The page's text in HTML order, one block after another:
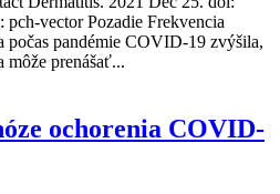
vector Pozadie Frekvencia
počas pandémie COVID-19 zvýšila,
môže prenášať...
ochorenia COVID-